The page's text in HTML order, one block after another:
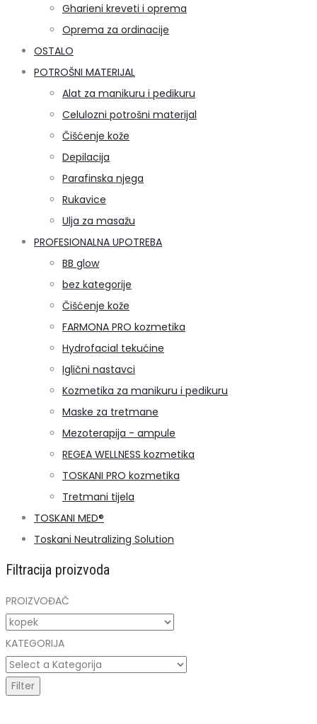
Gharieni kreveti i oprema
Oprema za ordinacije
OSTALO
POTROŠNI MATERIJAL
Alat za manikuru i pedikuru
Celulozni potrošni materijal
Čišćenje kože
Depilacija
Parafinska njega
Rukavice
Ulja za masažu
PROFESIONALNA UPOTREBA
BB glow
bez kategorije
Čišćenje kože
FARMONA PRO kozmetika
Hydrofacial tekućine
Iglični nastavci
Kozmetika za manikuru i pedikuru
Maske za tretmane
Mezoterapija - ampule
REGEA WELLNESS kozmetika
TOSKANI PRO kozmetika
Tretmani tijela
TOSKANI MED®️
Toskani Neutralizing Solution
Filtracija proizvoda
PROIZVOĐAČ
KATEGORIJA